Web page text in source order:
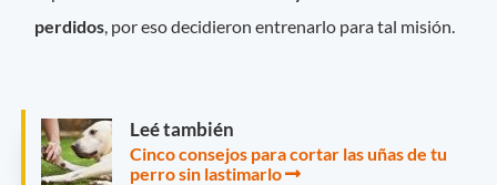
perdidos , por eso decidieron entrenarlo para tal misión.
Leé también
Cinco consejos para cortar las uñas de tu
perro sin lastimarlo